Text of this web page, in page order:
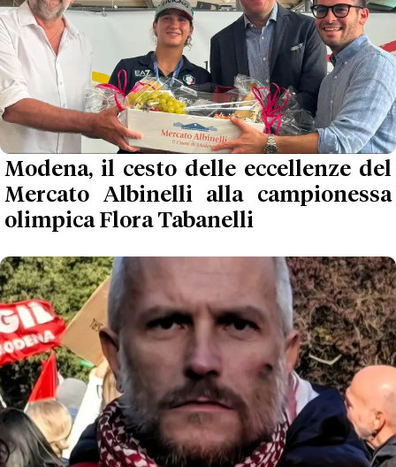
Modena, il cesto delle eccellenze del
Mercato Albinelli alla campionessa
olimpica Flora Tabanelli